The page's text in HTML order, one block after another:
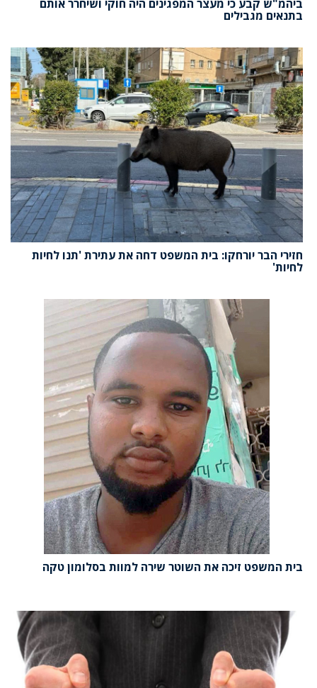
ביהמ"ש קבע כי מעצר המפגינים היה חוקי ושיחרר אותם
בתנאים מגבילים
חזירי הבר יורחקו: בית המשפט דחה את עתירת 'תנו לחיות
לחיות'
בית המשפט זיכה את השוטר שירה למוות בסלומון טקה